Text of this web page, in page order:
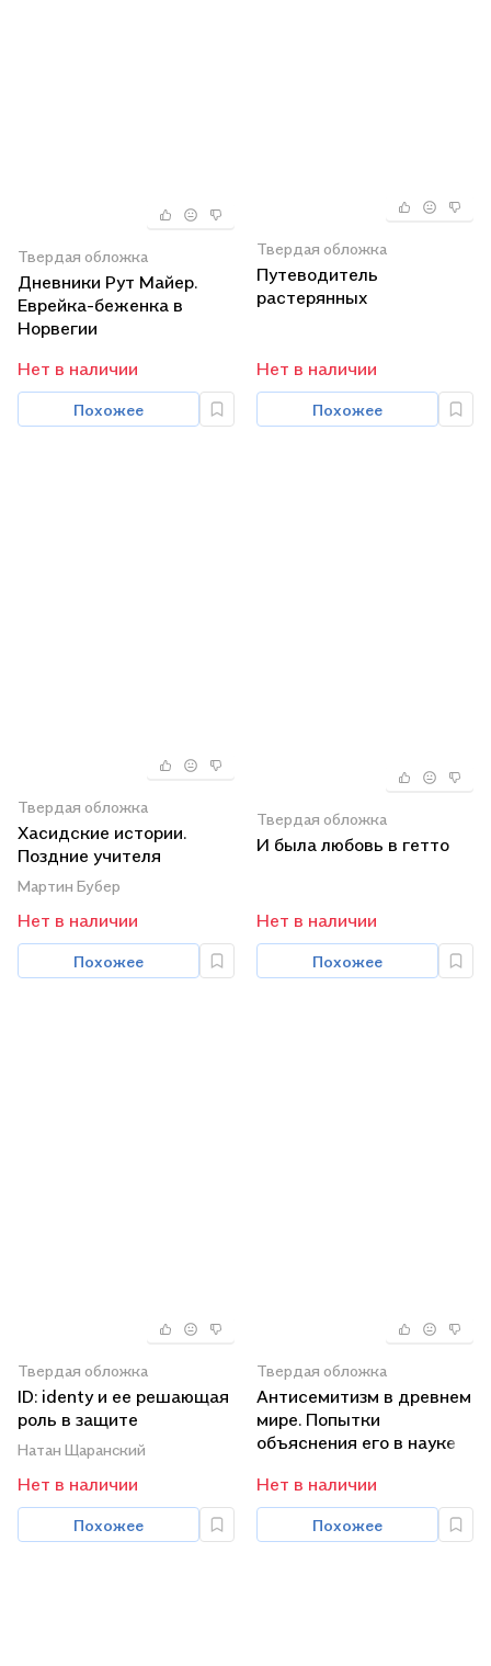
Твердая обложка
Дневники Рут Майер.
Еврейка-беженка в
Норвегии
Нет в наличии
Похожее
Твердая обложка
Путеводитель
растерянных
Нет в наличии
Похожее
Твердая обложка
Хасидские истории.
Поздние учителя
Перевод с английского,
немецкого и иврита
Мартин Бубер
Нет в наличии
Похожее
Твердая обложка
И была любовь в гетто
Нет в наличии
Похожее
Твердая обложка
ID: identy и ее решающая
роль в защите
демократии
Натан Щаранский
Нет в наличии
Похожее
Твердая обложка
Антисемитизм в древнем
мире. Попытки
объяснения его в науке и
испр. и доп.
Нет в наличии
Похожее